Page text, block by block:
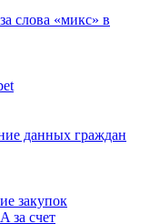
слова «микс» в
данных граждан
закупок
за счет